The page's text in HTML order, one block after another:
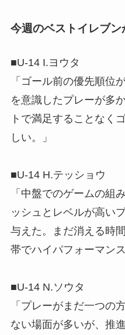
今週のベストイレブ
■U-14 I.ヨウタ
「ゴール前の優先順位
を意識したプレーが多
トで満足することなく
しい。」
■U-14 H.テッショウ
「中盤でのゲームの組
ッシュとレベルが高い
与えた。まだ消える時
帯でハイパフォーマン
■U-14 N.ソウタ
「プレーがまだ一つの
ない場面が多いが、推